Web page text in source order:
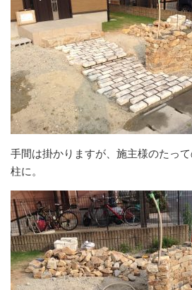
手間は掛かりますが、施主様のたっ
柱に。